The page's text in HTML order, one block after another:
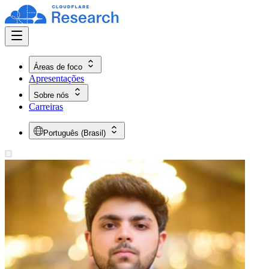
Áreas de foco
Apresentações
Sobre nós
Carreiras
Português (Brasil)